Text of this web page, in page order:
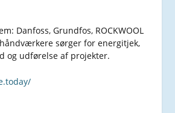
Danfoss, Grundfos, ROCKWOOL
håndværkere sørger for energitjek,
og udførelse af projekter.